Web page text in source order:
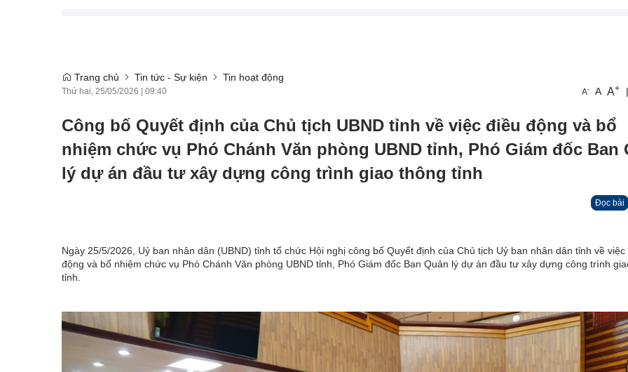
Trang chủ Tin tức - Sự kiện Tin hoạt động
Thứ hai, 25/05/2026 | 09:40 A- A A+ |
Công bố Quyết định của Chủ tịch UBND tỉnh về việc điều động và bổ
nhiệm chức vụ Phó Chánh Văn phòng UBND tỉnh, Phó Giám đốc Ban
lý dự án đầu tư xây dựng công trình giao thông tỉnh
Đọc bài
Ngày 25/5/2026, Uỷ ban nhân dân (UBND) tỉnh tổ chức Hội nghị công bố Quyết định của Chủ tịch Uỷ ban nhân dân tỉnh về việc
động và bổ nhiệm chức vụ Phó Chánh Văn phòng UBND tỉnh, Phó Giám đốc Ban Quản lý dự án đầu tư xây dựng công trình
tỉnh.